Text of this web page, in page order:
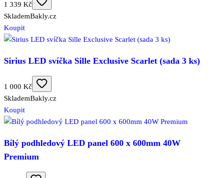
1 339 Kč
SklademBakly.cz
Koupit
Sirius LED svíčka Sille Exclusive Scarlet (sada 3 ks)
1 000 Kč
SklademBakly.cz
Koupit
Bílý podhledový LED panel 600 x 600mm 40W
Premium